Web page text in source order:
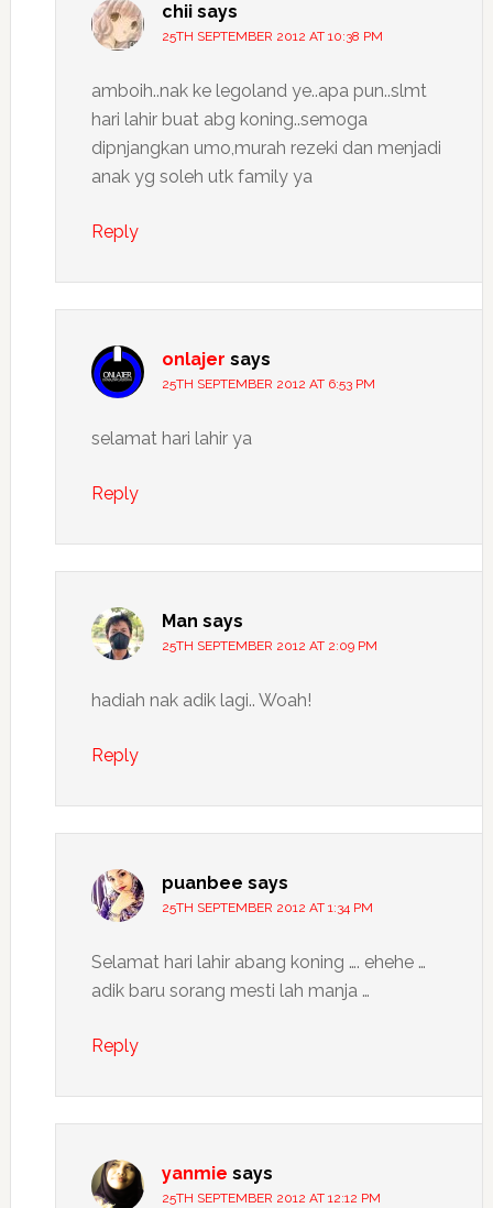
chii says
25TH SEPTEMBER 2012 AT 10:38 PM
amboih..nak ke legoland ye..apa pun..slmt
hari lahir buat abg koning..semoga
dipnjangkan umo,murah rezeki dan menjadi
anak yg soleh utk family ya
Reply
onlajer says
25TH SEPTEMBER 2012 AT 6:53 PM
selamat hari lahir ya
Reply
Man says
25TH SEPTEMBER 2012 AT 2:09 PM
hadiah nak adik lagi.. Woah!
Reply
puanbee says
25TH SEPTEMBER 2012 AT 1:34 PM
Selamat hari lahir abang koning …. ehehe …
adik baru sorang mesti lah manja …
Reply
yanmie says
25TH SEPTEMBER 2012 AT 12:12 PM